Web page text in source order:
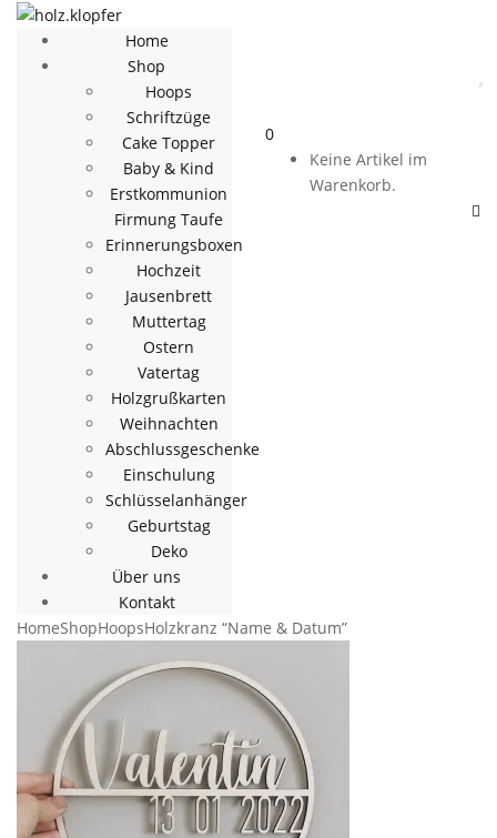
Home
Shop
Hoops
Schriftzüge
Cake Topper
Baby & Kind
Erstkommunion
Firmung Taufe
Erinnerungsboxen
Hochzeit
Jausenbrett
Muttertag
Ostern
Vatertag
Holzgrußkarten
Weihnachten
Abschlussgeschenke
Einschulung
Schlüsselanhänger
Geburtstag
Deko
Über uns
Kontakt
0
Keine Artikel im
Warenkorb.
HomeShopHoopsHolzkranz “Name & Datum”